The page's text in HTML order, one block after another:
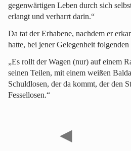
gegenwärtigen Leben durch sich
erlangt und verharrt darin.“
Da tat der Erhabene, nachdem er
hatte, bei jener Gelegenheit
„Es rollt der Wagen (nur) auf einem
seinen Teilen, mit einem weißen
Schuldlosen, der da kommt, der den
Fessellosen.“
◀